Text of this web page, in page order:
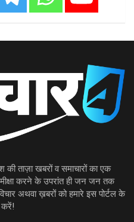
ताज़ा खबरों व समाचारों का एक
करने के उपरांत ही जन जन तक
अथवा ख़बरों को हमारे इस पोर्टल के
करें!